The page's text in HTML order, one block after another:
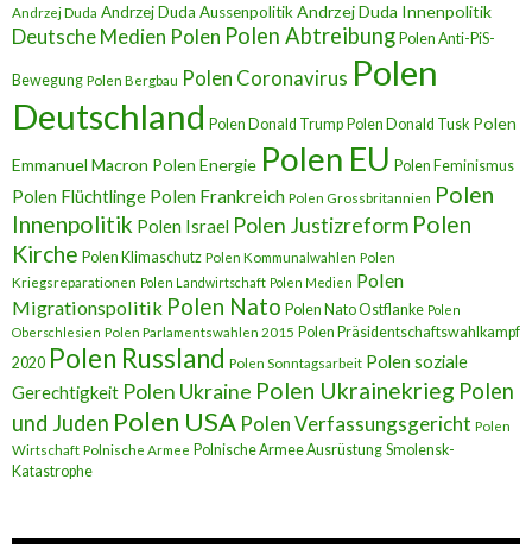
Andrzej Duda Andrzej Duda AussenpolitikAndrzej Duda Innenpolitik
Deutsche Medien Polen Polen Abtreibung Polen Anti-PiS-
Bewegung Polen Bergbau Polen Coronavirus Polen
Deutschland Polen Donald Trump Polen Donald Tusk Polen
Emmanuel Macron Polen Energie Polen EU Polen Feminismus
Polen Flüchtlinge Polen Frankreich Polen Grossbritannien Polen
Innenpolitik Polen Israel Polen Justizreform Polen
Kirche Polen Klimaschutz Polen Kommunalwahlen Polen
Kriegsreparationen Polen Landwirtschaft Polen Medien Polen
Migrationspolitik Polen Nato Polen Nato Ostflanke Polen
Oberschlesien Polen Parlamentswahlen 2015 Polen Präsidentschaftswahlkampf
2020 Polen Russland Polen Sonntagsarbeit Polen soziale
Gerechtigkeit Polen Ukraine Polen Ukrainekrieg Polen
und Juden Polen USA Polen Verfassungsgericht Polen
Wirtschaft Polnische Armee Polnische Armee Ausrüstung Smolensk-
Katastrophe